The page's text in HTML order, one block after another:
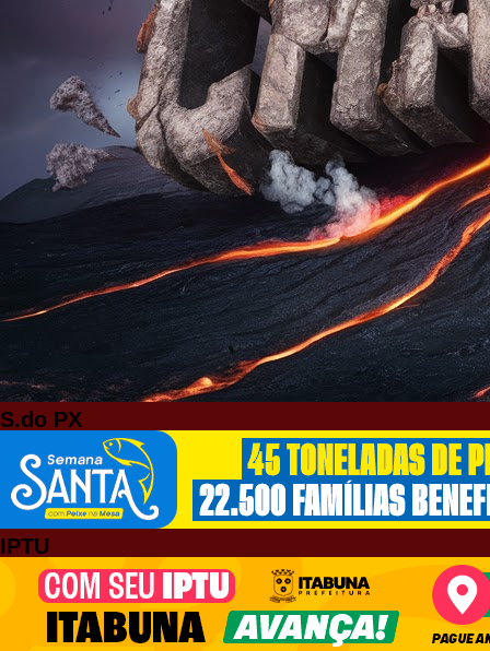
S.do PX
IPTU